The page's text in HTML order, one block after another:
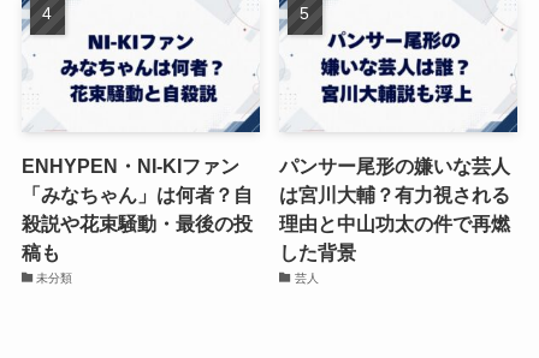
ENHYPEN・NI-KIファン
「みなちゃん」は何者？自
殺説や花束騒動・最後の投
稿も
未分類
パンサー尾形の嫌いな芸人
は宮川大輔？有力視される
理由と中山功太の件で再燃
した背景
芸人